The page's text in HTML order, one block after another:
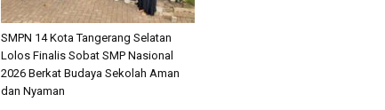
SMPN 14 Kota Tangerang Selatan
Lolos Finalis Sobat SMP Nasional
2026 Berkat Budaya Sekolah Aman
dan Nyaman